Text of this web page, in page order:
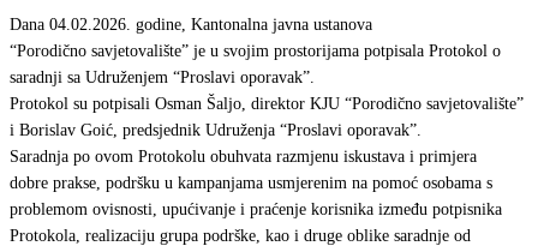
Protokol
o
saradnji
sa
Udruženjem
“Proslavi
oporavak”
Dana 04.02.2026. godine, Kantonalna javna ustanova
“Porodično savjetovalište” je u svojim prostorijama potpisala Protokol o
saradnji sa Udruženjem “Proslavi oporavak”.
Protokol su potpisali Osman Šaljo, direktor KJU “Porodično savjetovalište”
i Borislav Goić, predsjednik Udruženja “Proslavi oporavak”.
Saradnja po ovom Protokolu obuhvata razmjenu iskustava i primjera
dobre prakse, podršku u kampanjama usmjerenim na pomoć osobama s
problemom ovisnosti, upućivanje i praćenje korisnika između potpisnika
Protokola, realizaciju grupa podrške, kao i druge oblike saradnje od